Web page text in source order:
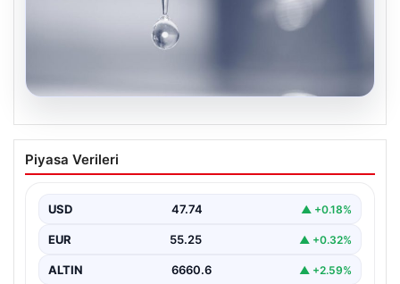
04.08.2026
Programcısı Tahir Sarıkaya Gözaltında
Son dönemde kamuoyunun gündeminde yer alan Cem
Küçük soruşturması kapsamında, medya sektöründe
Piyasa Verileri
USD 47.74 ▲ +0.18%
EUR 55.25 ▲ +0.32%
ALTIN 6660.6 ▲ +2.59%
BTC 3092980 ▼ -0.09%